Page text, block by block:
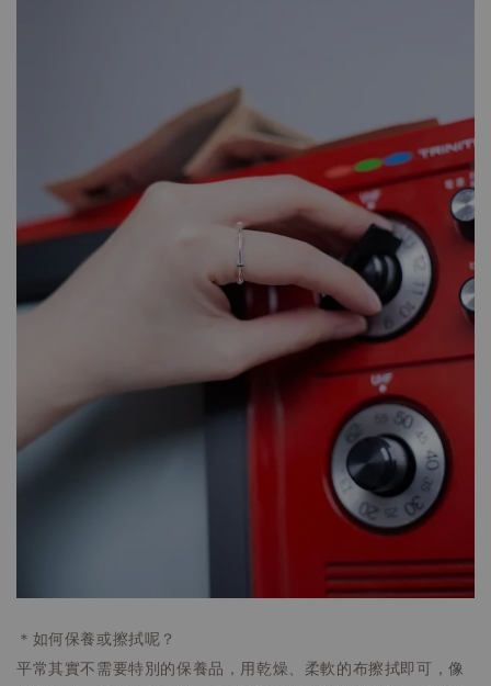
＊ 如何保養或擦拭呢？
平常其實不需要特別的保養品，用乾燥、柔軟的布擦拭即可，像